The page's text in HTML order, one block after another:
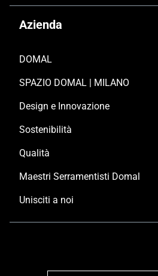
Azienda
DOMAL
SPAZIO DOMAL | MILANO
Design e Innovazione
Sostenibilità
Qualità
Maestri Serramentisti Domal
Unisciti a noi